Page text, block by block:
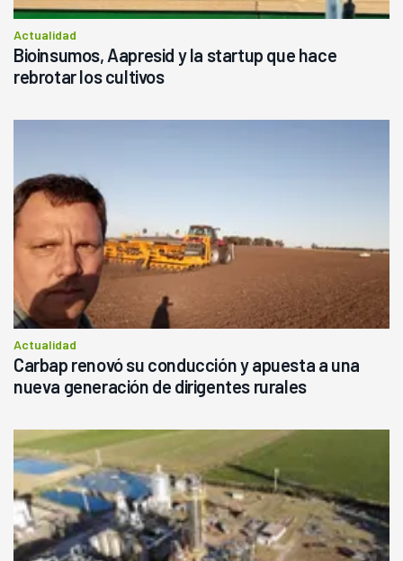
Actualidad
Bioinsumos, Aapresid y la startup que hace
rebrotar los cultivos
Actualidad
Carbap renovó su conducción y apuesta a una
nueva generación de dirigentes rurales